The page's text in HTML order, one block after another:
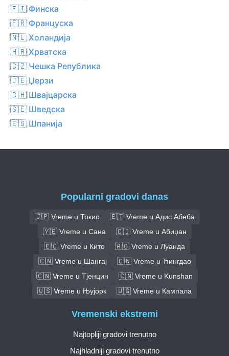
🇫🇮 Финска
🇫🇷 Француска
🇳🇱 Холандија
🇭🇷 Хрватска
🇨🇿 Чешка Република
🇯🇪 Џерзи
🇨🇭 Швајцарска
🇸🇪 Шведска
🇪🇸 Шпанија
Popularni gradovi danas
🇯🇵 Vreme u Токио
🇪🇹 Vreme u Адис Абеба
🇾🇪 Vreme u Сана
🇨🇮 Vreme u Абиџан
🇪🇨 Vreme u Кито
🇦🇴 Vreme u Луанда
🇨🇳 Vreme u Шангај
🇨🇳 Vreme u Ћингдао
🇨🇳 Vreme u Тјенцин
🇨🇳 Vreme u Kunshan
🇺🇸 Vreme u Њујорк
🇺🇬 Vreme u Кампала
Vremenski ekstremi
Najtopliji gradovi trenutno
Najhladniji gradovi trenutno